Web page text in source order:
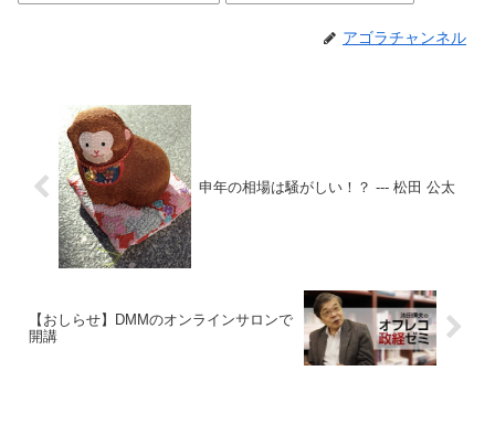
アゴラチャンネル
申年の相場は騒がしい！？ --- 松田 公太
【おしらせ】DMMのオンラインサロンで
開講